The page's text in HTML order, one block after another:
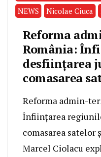
NEWS
Nicolae Ciuca
Reforma
România:
desființarea
comasarea
Reforma admin-
Înființarea
comasarea satelor
Marcel Ciolacu